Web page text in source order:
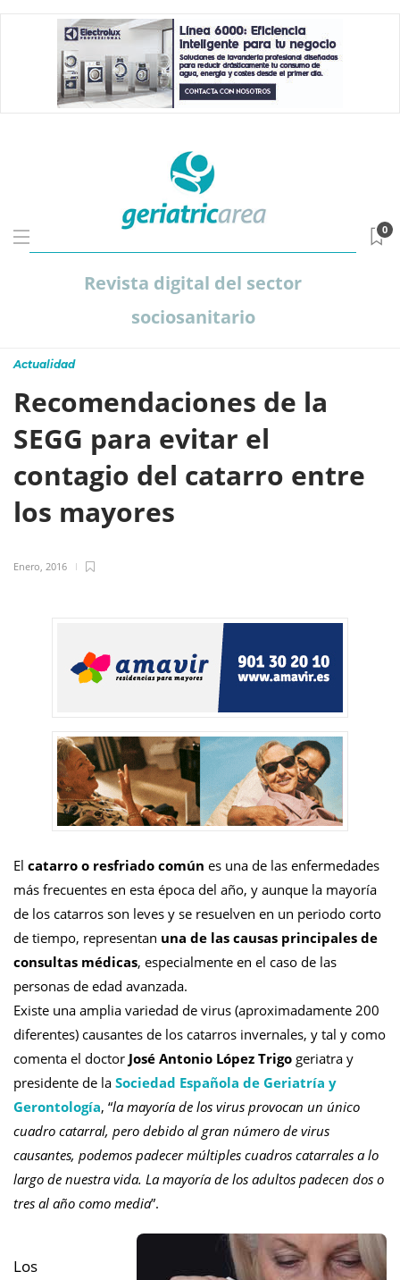
Revista digital del sector
sociosanitario
0
Actualidad
Recomendaciones de la
SEGG para evitar el
contagio del catarro entre
los mayores
Enero, 2016
El catarro o resfriado común es una de las enfermedades
más frecuentes en esta época del año, y aunque la mayoría
de los catarros son leves y se resuelven en un periodo corto
de tiempo, representan una de las causas principales de
consultas médicas, especialmente en el caso de las
personas de edad avanzada.
Existe una amplia variedad de virus (aproximadamente 200
diferentes) causantes de los catarros invernales, y tal y como
comenta el doctor José Antonio López Trigo geriatra y
presidente de la Sociedad Española de Geriatría y
Gerontología, “la mayoría de los virus provocan un único
cuadro catarral, pero debido al gran número de virus
causantes, podemos padecer múltiples cuadros catarrales a lo
largo de nuestra vida. La mayoría de los adultos padecen dos o
tres al año como media”.
Los